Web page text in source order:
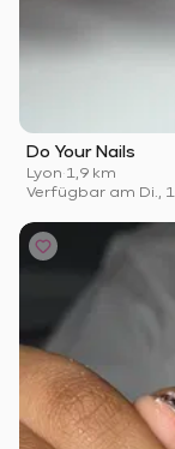
Do Your Nails
Lyon·1,9 km
Verfügbar am Di.,